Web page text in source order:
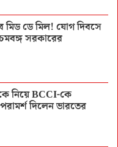
মিড ডে মিল! যোগ দিবসে
সরকারের
নিয়ে BCCI-কে
দিলেন ভারতের